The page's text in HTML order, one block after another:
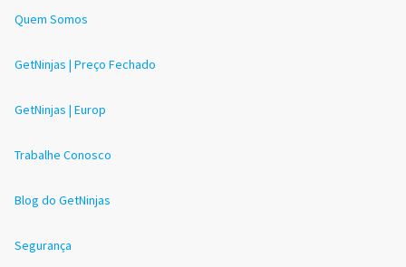
Quem Somos
GetNinjas | Preço Fechado
GetNinjas | Europ
Trabalhe Conosco
Blog do GetNinjas
Segurança